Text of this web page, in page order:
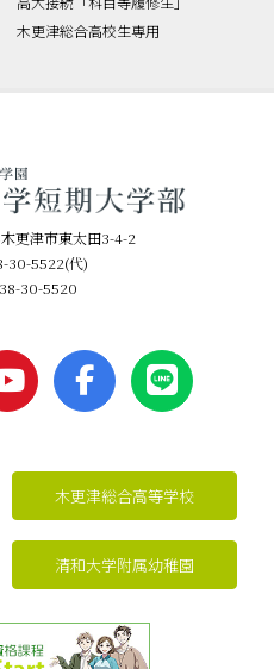
木更津総合高校生専用
更津市東太田3-4-2
30-5522(代)
30-5520
木更津総合高等学校
清和大学附属幼稚園